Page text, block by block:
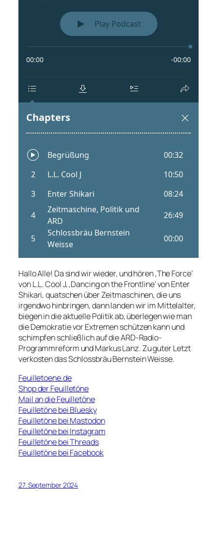
Hallo Alle! Da sind wir wieder, und hören ‚The Force‘
von L.L. Cool J, ‚Dancing on the Frontline‘ von Enter
Shikari, quatschen über Zeitmaschinen, die uns
irgendwo hinbringen, dann landen wir im Mittelalter,
biegen in die aktuelle Politik ab, überlegen wie man
die Demokratie vor Extremen schützen kann und
schimpfen schließlich auf die ARD-Radio-
Programmreform und Markus Lanz. Zu guter Letzt
verkosten das Schlossbräu Bernstein Weisse.
Feuilletoene.de
Shop der Feuilletöne
Mail an die Feuilletöne
Feuilletöne bei Bluesky
Feuilletöne bei Mastodon
Feuilletöne bei Instagram
Feuilletöne bei Threads
Feuilletöne bei Facebook
27. September 2024